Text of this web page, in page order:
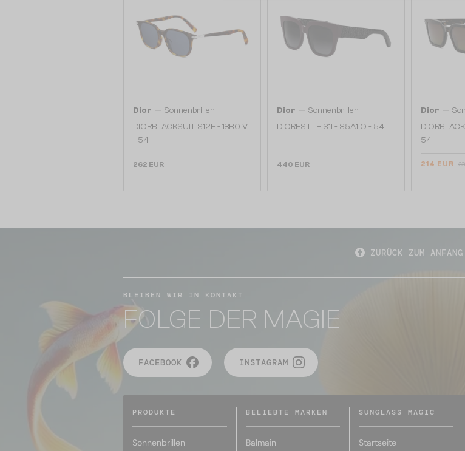
Dior — Sonnenbrillen
DIORBLACKSUIT S12F - 18B0 V
- 54
262 EUR
Dior — Sonnenbrillen
DIORESILLE S1I - 35A1 O - 54
440 EUR
Dior —
54
214 EUR
ZURÜCK ZUM ANFANG
BLEIBEN WIR IN KONTAKT
FOLGE DER MAGIE
FACEBOOK INSTAGRAM
PRODUKTE
Sonnenbrillen
BELIEBTE MARKEN
Balmain
SUNGLASS MAGIC
Startseite